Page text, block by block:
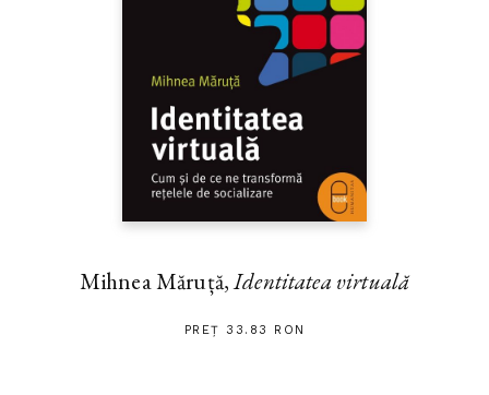
Mihnea Măruță,Identitatea virtuală
PREȚ 33.83 RON